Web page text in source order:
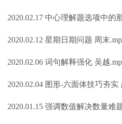
2020.02.17 中心理解题选项中的
2020.02.12 星期日期问题 周末
2020.02.06 词句解释强化 吴越
2020.02.04 图形-六面体技巧夯实
2020.01.15 强调数值解决数量难